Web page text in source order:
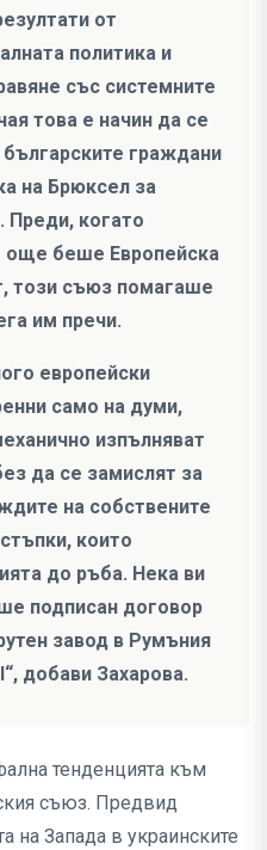
от
политика и
със системните
това е начин да се
граждани
на Брюксел за
Преди, когато
още беше Европейска
този съюз помагаше
им пречи.
европейски
само на думи,
изпълняват
да се замислят за
на собствените
които
до ръба. Нека ви
подписан договор
завод в Румъния
добави Захарова.
тенденцията към
съюз. Предвид
на Запада в украинските